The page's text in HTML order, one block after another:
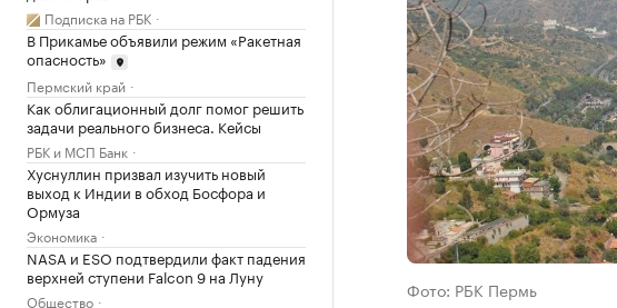
Подписка на РБК
В Прикамье объявили режим «Ракетная
опасность»
Пермский край
Как облигационный долг помог решить
задачи реального бизнеса. Кейсы
РБК и МСП Банк
Хуснуллин призвал изучить новый
выход к Индии в обход Босфора и
Ормуза
Экономика
NASA и ESO подтвердили факт падения
верхней ступени Falcon 9 на Луну
Общество Фото: РБК Пермь